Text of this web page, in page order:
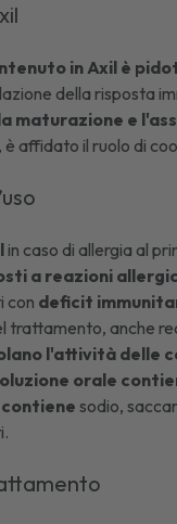
in Axil è
della risposta
maturazione e
è affidato il ruolo di
in caso di allergia al
a reazioni
con deficit
trattamento, anche
l'attività delle
orale
contienesodio,